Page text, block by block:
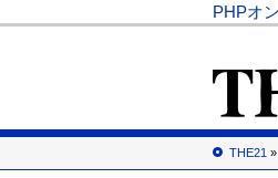
PHPオ
THE21 »